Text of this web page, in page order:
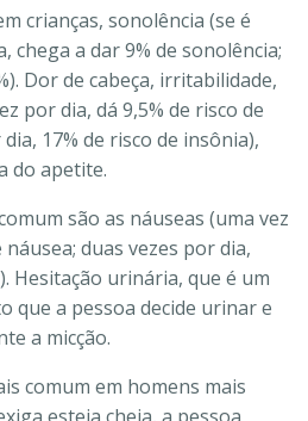
crianças, sonolência (se é
chega a dar 9% de sonolência;
Dor de cabeça, irritabilidade,
por dia, dá 9,5% de risco de
17% de risco de insônia),
do apetite.
são as náuseas (uma vez
duas vezes por dia,
Hesitação urinária, que é um
que a pessoa decide urinar e
a micção.
comum em homens mais